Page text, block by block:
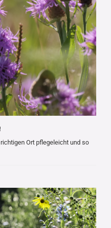
Ort pflegeleicht und so